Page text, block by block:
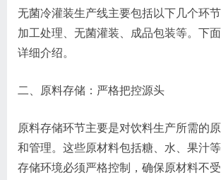
无菌冷灌装生产线主要包括以下几个环节
加工处理、无菌灌装、成品包装等。下
详细介绍。
二、原料存储：严格把控源头
原料存储环节主要是对饮料生产所需的
和管理。这些原材料包括糖、水、果汁等
存储环境必须严格控制，确保原材料不